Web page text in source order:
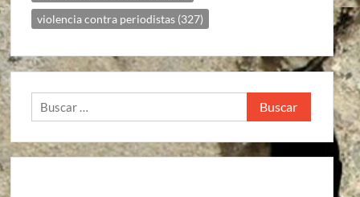
violencia contra periodistas (327)
Buscar: